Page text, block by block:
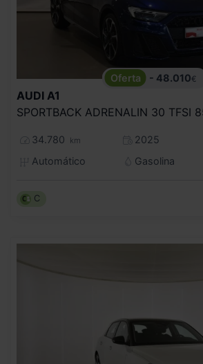
- 48.010€
AUDI A1
34.780 km
2025
Automático
Gasolina
C